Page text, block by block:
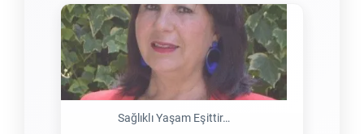
Sağlıklı Yaşam Eşittir…